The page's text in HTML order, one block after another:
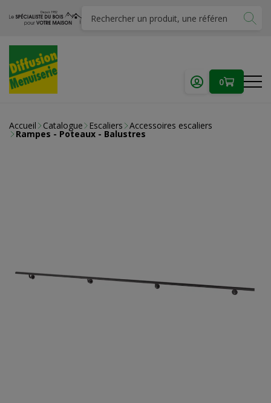
0
Accueil Catalogue Escaliers Accessoires escaliers
Rampes - Poteaux - Balustres